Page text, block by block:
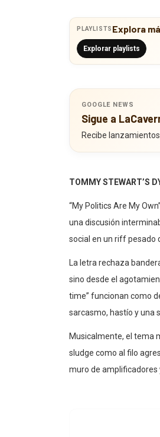
PLAYLISTS Explora
Explorar playlists
GOOGLE NEWS
Sigue a
Recibe
TOMMY STEWART’S
“My Politics Are My
una discusión
social en un riff pesado
La letra rechaza
sino desde el
time” funcionan como
sarcasmo, hastío y una
Musicalmente, el tema
sludge como al filo
muro de amplificadores